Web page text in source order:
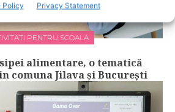
Policy Privacy Statement
PENTRU SCOALA
alimentare, o tematică
comuna Jilava și București